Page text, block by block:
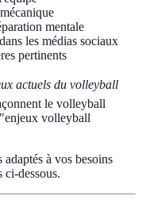
mentale
les médias sociaux
pertinents
actuels du volleyball
le volleyball
volleyball
à vos besoins
ci-dessous.